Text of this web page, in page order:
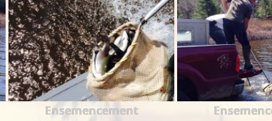
Ensemencement